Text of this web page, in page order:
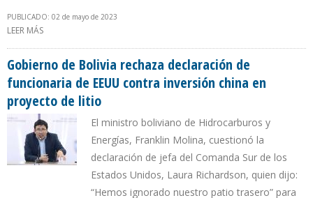
PUBLICADO: 02 de mayo de 2023
LEER MÁS
Gobierno de Bolivia rechaza declaración de
funcionaria de EEUU contra inversión china en
proyecto de litio
El ministro boliviano de Hidrocarburos y
Energías, Franklin Molina, cuestionó la
declaración de jefa del Comanda Sur de los
Estados Unidos, Laura Richardson, quien dijo:
“Hemos ignorado nuestro patio trasero” para